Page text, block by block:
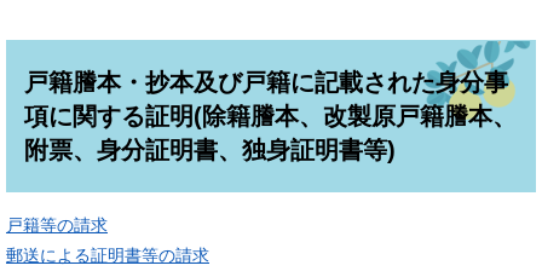
戸籍謄本・抄本及び戸籍に記載された身分事
項に関する証明(除籍謄本、改製原戸籍謄本、
附票、身分証明書、独身証明書等)
戸籍等の請求
郵送による証明書等の請求